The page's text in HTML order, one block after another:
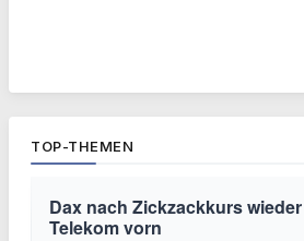
TOP-THEMEN
Dax nach Zickzackkurs
Telekom vorn